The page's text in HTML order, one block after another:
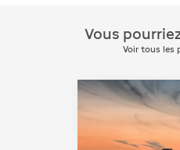
Vous
Voir tous les